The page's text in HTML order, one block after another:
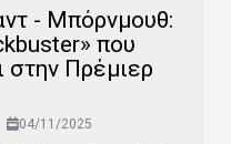
- Μπόρνμουθ:
που
στην Πρέμιερ
04/11/2025